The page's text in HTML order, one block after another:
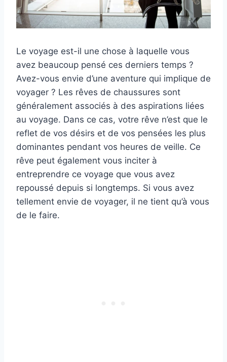
Le voyage est-il une chose à laquelle vous
avez beaucoup pensé ces derniers temps ?
Avez-vous envie d’une aventure qui implique de
voyager ? Les rêves de chaussures sont
généralement associés à des aspirations liées
au voyage. Dans ce cas, votre rêve n’est que le
reflet de vos désirs et de vos pensées les plus
dominantes pendant vos heures de veille. Ce
rêve peut également vous inciter à
entreprendre ce voyage que vous avez
repoussé depuis si longtemps. Si vous avez
tellement envie de voyager, il ne tient qu’à vous
de le faire.